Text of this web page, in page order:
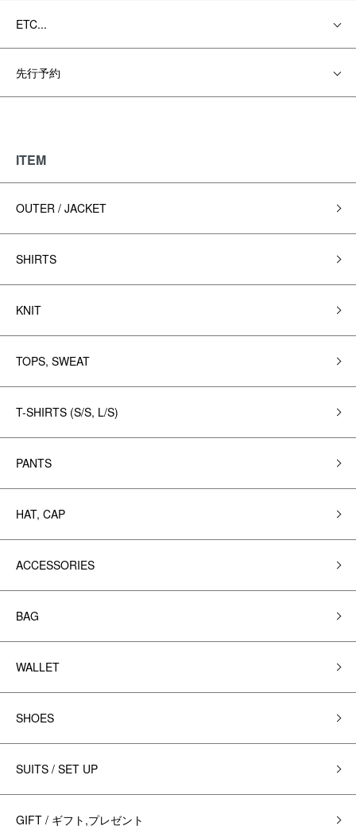
ETC...
先行予約
ITEM
OUTER / JACKET
SHIRTS
KNIT
TOPS, SWEAT
T-SHIRTS (S/S, L/S)
PANTS
HAT, CAP
ACCESSORIES
BAG
WALLET
SHOES
SUITS / SET UP
GIFT / ギフト,プレゼント